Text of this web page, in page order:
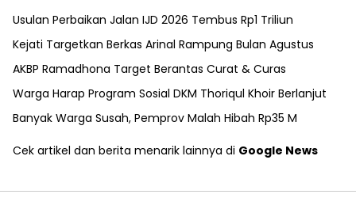
Usulan Perbaikan Jalan IJD 2026 Tembus Rp1 Triliun
Kejati Targetkan Berkas Arinal Rampung Bulan Agustus
AKBP Ramadhona Target Berantas Curat & Curas
Warga Harap Program Sosial DKM Thoriqul Khoir Berlanjut
Banyak Warga Susah, Pemprov Malah Hibah Rp35 M
Cek artikel dan berita menarik lainnya di Google News